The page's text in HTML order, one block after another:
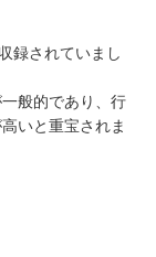
録されていまし
般的であり、行
いと重宝されま